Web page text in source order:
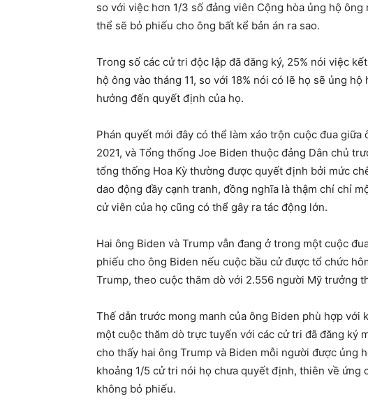
so với việc hơn 1/3 số đảng viên Cộng hòa ủng hộ
thể sẽ bỏ phiếu cho ông bất kể bản án ra sao.
Trong số các cử tri độc lập đã đăng ký, 25% nói việc
hộ ông vào tháng 11, so với 18% nói có lẽ họ sẽ ủng
hưởng đến quyết định của họ.
Phán quyết mới đây có thể làm xáo trộn cuộc đua
2021, và Tổng thống Joe Biden thuộc đảng Dân chủ
tổng thống Hoa Kỳ thường được quyết định bởi mức
dao động đầy cạnh tranh, đồng nghĩa là thậm chí chỉ
cử viên của họ cũng có thể gây ra tác động lớn.
Hai ông Biden và Trump vẫn đang ở trong một cuộc
phiếu cho ông Biden nếu cuộc bầu cử được tổ chức
Trump, theo cuộc thăm dò với 2.556 người Mỹ trưởng
Thế dẫn trước mong manh của ông Biden phù hợp với
một cuộc thăm dò trực tuyến với các cử tri đã đăng ký
cho thấy hai ông Trump và Biden mỗi người được ủng
khoảng 1/5 cử tri nói họ chưa quyết định, thiên về ứng
không bỏ phiếu.